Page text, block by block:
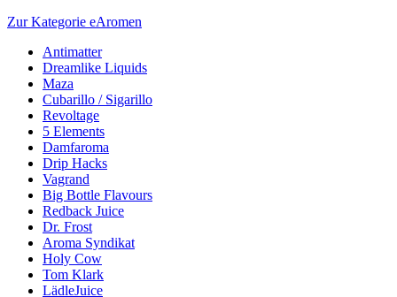
Zur Kategorie eAromen
Antimatter
Dreamlike Liquids
Maza
Cubarillo / Sigarillo
Revoltage
5 Elements
Damfaroma
Drip Hacks
Vagrand
Big Bottle Flavours
Redback Juice
Dr. Frost
Aroma Syndikat
Holy Cow
Tom Klark
LädleJuice